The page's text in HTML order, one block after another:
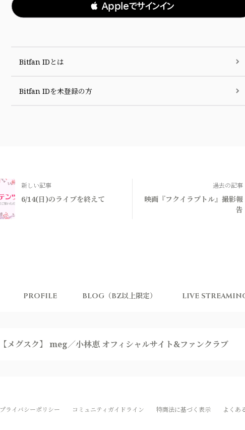
 Appleでサインイン
Bitfan IDとは
Bitfan IDを未登録の方
新しい記事
6/14(日)のライブを終えて
過去の記事
映画『フクイラプトル』撮影報
告
PROFILE BLOG（BZ以上限定） LIVE
【メグスク】 meg／小林恵 オフィシャルサイト&ファンクラブ
プライバシーポリシー コミュニティガイドライン 特商法に基づく表示 よくあ